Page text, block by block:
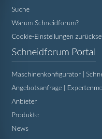
Suche
Warum Schneidforum?
Cookie-Einstellungen
Schneidforum Portal
Maschinenkonfigurator |
Angebotsanfrage |
Anbieter
Produkte
News